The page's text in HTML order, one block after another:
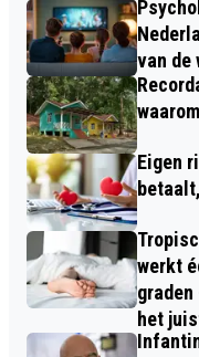
van de
Eigen
werkt
het